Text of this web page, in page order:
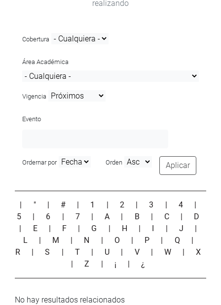
realizando
Cobertura
Área Académica
Vigencia
Evento
Ordernar por Orden Aplicar
| " | # | 1 | 2 |3 | 4
|
5
| 6 | 7 |A | B | C | D
| E | F | G | H | I | J
|
L
| M | N | O | P | Q
|
R
|S | T | U | V |W |X
|Z | ¡ |¿
No hay resultados relacionados